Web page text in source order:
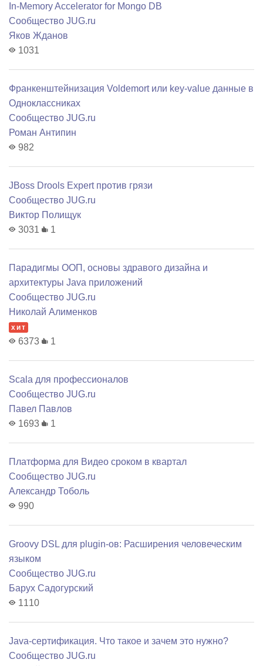
In-Memory Accelerator for Mongo DB
Сообщество JUG.ru
Яков Жданов
1031
Франкенштейнизация Voldemort или key-value данные в
Одноклассниках
Сообщество JUG.ru
Роман Антипин
982
JBoss Drools Expert против грязи
Сообщество JUG.ru
Виктор Полищук
3031
1
Парадигмы ООП, основы здравого дизайна и
архитектуры Java приложений
Сообщество JUG.ru
Николай Алименков
хит
6373 1
Scala для профессионалов
Сообщество JUG.ru
Павел Павлов
1693
1
Платформа для Видео сроком в квартал
Сообщество JUG.ru
Александр Тоболь
990
Groovy DSL для plugin-ов: Расширения человеческим
языком
Сообщество JUG.ru
Барух Садогурский
1110
Java-сертификация. Что такое и зачем это нужно?
Сообщество JUG.ru